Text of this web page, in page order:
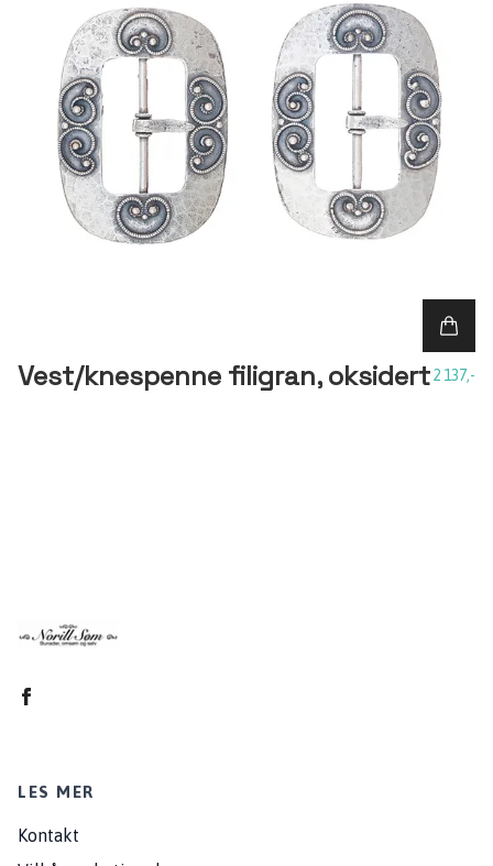
Vest/knespenne filigran, oksidert2 137,-
LES MER
Kontakt